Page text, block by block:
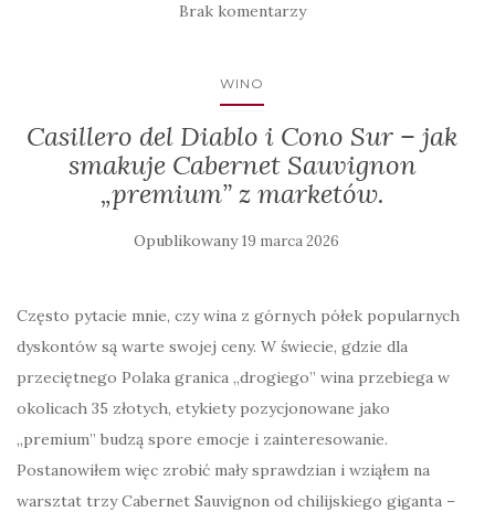
Brak komentarzy
WINO
Casillero del Diablo i Cono Sur – jak
smakuje Cabernet Sauvignon
„premium” z marketów.
Opublikowany19 marca 2026
Często pytacie mnie, czy wina z górnych półek popularnych
dyskontów są warte swojej ceny. W świecie, gdzie dla
przeciętnego Polaka granica „drogiego” wina przebiega w
okolicach 35 złotych, etykiety pozycjonowane jako
„premium” budzą spore emocje i zainteresowanie.
Postanowiłem więc zrobić mały sprawdzian i wziąłem na
warsztat trzy Cabernet Sauvignon od chilijskiego giganta –